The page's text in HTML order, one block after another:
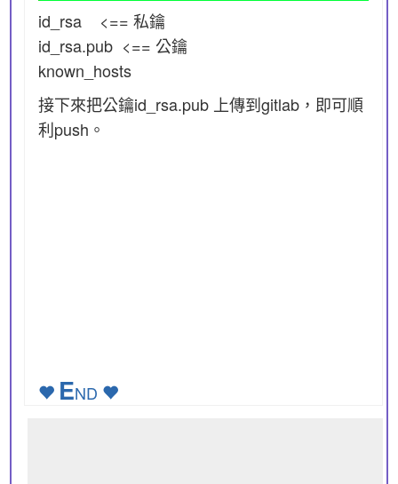
id_rsa <== 私鑰
id_rsa.pub <== 公鑰
known_hosts
接下來把公鑰id_rsa.pub 上傳到gitlab，即可順
利push。
END